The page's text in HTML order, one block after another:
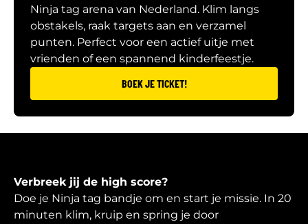
Ninja tag arena van Nederland. Klim langs
obstakels, raak targets aan en verzamel
punten. Perfect voor een actief uitje met
vrienden of een spannend kinderfeestje.
BOEK JE TICKET!
Verbreek jij de high score?
Doe je Ninja tag bandje om en start je missie. In 20
minuten klim, kruip en spring je door